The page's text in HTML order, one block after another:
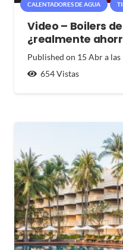
CALENTADORES DE AGUA
Video – Boilers
¿realmente
Published on 15 Abr a
654Vistas